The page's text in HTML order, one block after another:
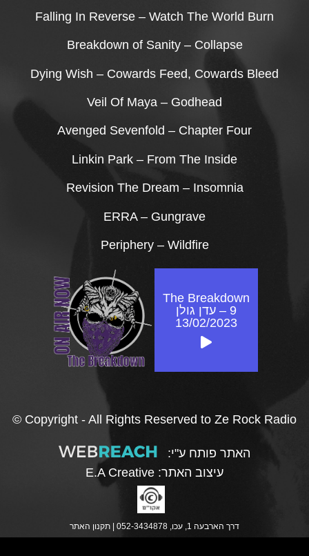
Falling In Reverse – Watch The World Burn
Breakdown of Sanity – Collapse
Dying Wish – Cowards Feed, Cowards Bleed
Veil Of Maya – Godhead
Avenged Sevenfold – Chapter Four
Linkin Park – From The Inside
Revision The Dream – Insomnia
ERRA – Gungrave
Periphery – Wildfire
The Breakdown
9 – עדן גולן
13/02/2023
© Copyright - All Rights Reserved to Ze Rock Radio
האתר פותח ע"י:
עיצוב האתר: E.A Creative
דרך הארבעה 1, עכו, 052-3434878 | תקנון האתר